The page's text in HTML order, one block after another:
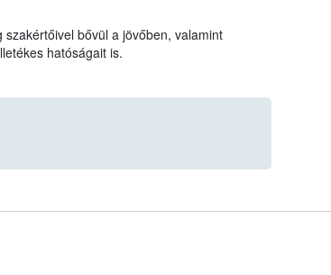
bővül a jövőben, valamint
hatóságait is.